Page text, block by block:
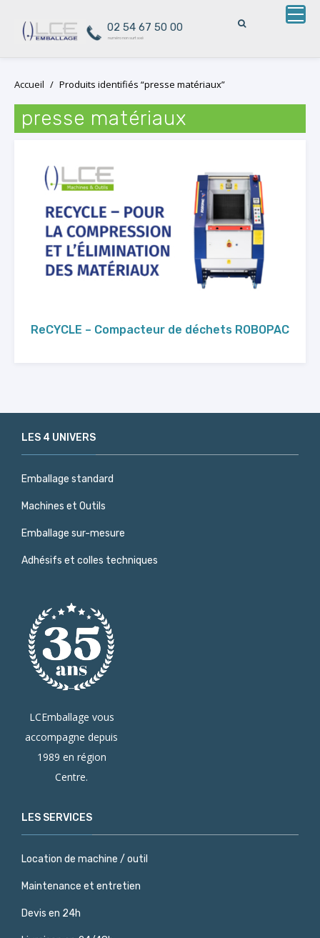
02 54 67 50 00
numéro non surtaxé
content
Accueil / Produits identifiés “presse matériaux”
presse matériaux
ReCYCLE – Compacteur de déchets ROBOPAC
LES 4 UNIVERS
Emballage standard
Machines et Outils
Emballage sur-mesure
Adhésifs et colles techniques
LCEmballage vous
accompagne depuis
1989 en région
Centre.
LES SERVICES
Location de machine / outil
Maintenance et entretien
Devis en 24h